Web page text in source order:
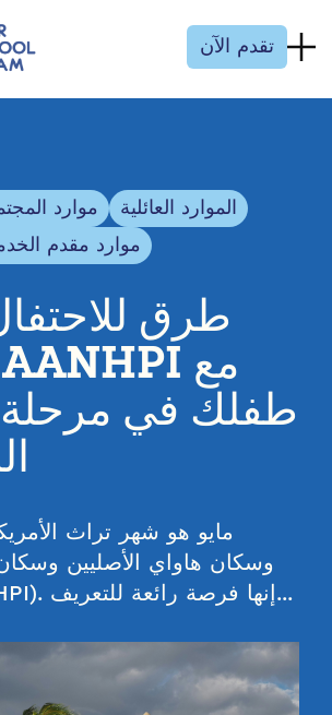
تقدم الآن
موارد
الموارد العائلية
موارد مقدم
طرق
طفلك في مرحلة
مايو هو شهر تراث
وسكان هاواي الأصليين
الهادئ (AANHPI). إنها فرصة رائعة للتعريف...